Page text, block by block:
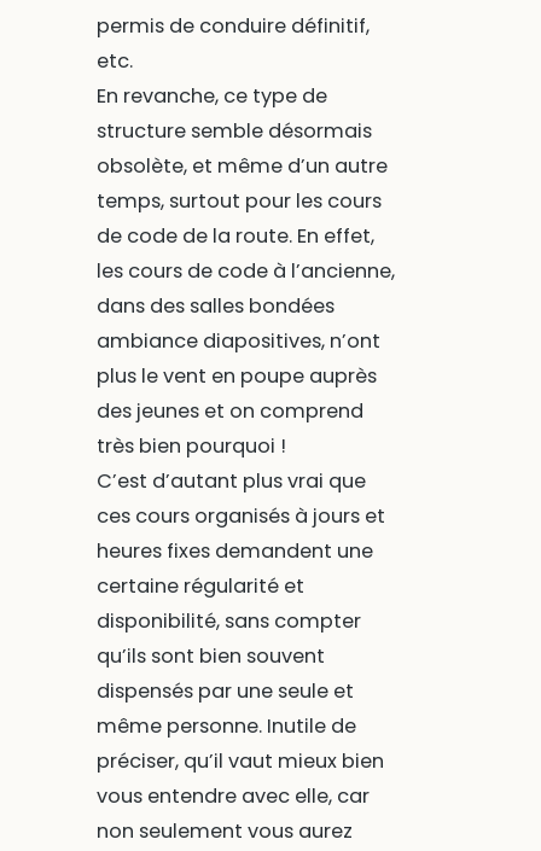
permis de conduire définitif,
etc.
En revanche, ce type de
structure semble désormais
obsolète, et même d’un autre
temps, surtout pour les cours
de code de la route. En effet,
les cours de code à l’ancienne,
dans des salles bondées
ambiance diapositives, n’ont
plus le vent en poupe auprès
des jeunes et on comprend
très bien pourquoi !
C’est d’autant plus vrai que
ces cours organisés à jours et
heures fixes demandent une
certaine régularité et
disponibilité, sans compter
qu’ils sont bien souvent
dispensés par une seule et
même personne. Inutile de
préciser, qu’il vaut mieux bien
vous entendre avec elle, car
non seulement vous aurez